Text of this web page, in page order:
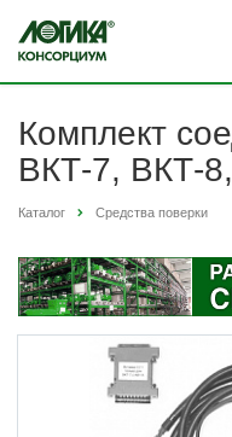
Комплект
ВКТ-7, ВКТ-
Каталог Средства поверки